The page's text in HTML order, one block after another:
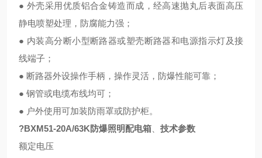
● 外壳采用优质铝合金铸造而成，经高速抛丸后表面高压
静电喷塑处理，防腐能力强；
● 内装高分断小型断路器或塑壳断路器和电源指示灯及接
线端子；
● 断路器外设操作手柄，操作灵活，防爆性能可靠；
● 钢管或电缆布线均可；
● 户外使用可加装防雨罩或防护柜。
?BXM51-20A/63K防爆照明配电箱
技术参数
额定电压